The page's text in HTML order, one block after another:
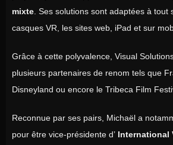
mixte . Ses solutions sont adaptées à
casques VR, les sites web, iPad et sur
Grâce à cette polyvalence, Visual
plusieurs partenaires de renom tels que
Disneyland ou encore le Tribeca Film
Reconnue par ses pairs, Michaël a
pour être vice-présidente d’ International